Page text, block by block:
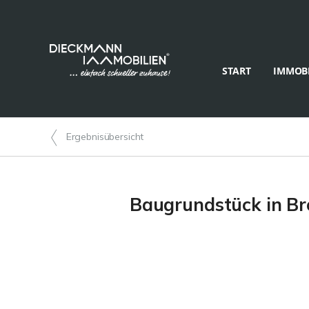
START
Ergebnisübersicht
Baugrundstück in